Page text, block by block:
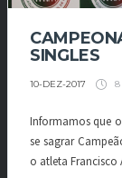
SINGLES
10-DEZ-2017 8
Informamos que
se sagrar
o atleta Francisco